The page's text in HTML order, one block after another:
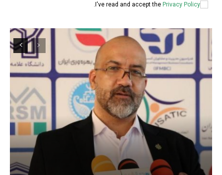
I've read and accept the Privacy Policy